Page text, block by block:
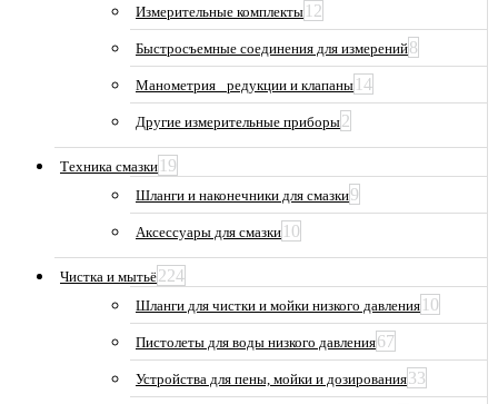
Измерительные комплекты 12
Быстросъемные соединения для измерений8
Манометрия_ редукции и клапаны 14
Другие измерительные приборы2
Техника смазки 19
Шланги и наконечники для смазки9
Аксессуары для смазки 10
Чистка и мытьё224
Шланги для чистки и мойки низкого давления 10
Пистолеты для воды низкого давления67
Устройства для пены, мойки и дозирования33